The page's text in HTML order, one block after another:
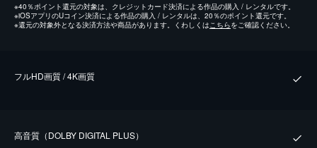
※40％ポイント還元の対象は、クレジットカード決済による作品の購入 / レンタルです。
※iOSアプリのUコイン決済による作品の購入 / レンタルは、20％のポイント還元です。
※還元の対象外となる決済方法や商品があります。くわしくは こちらをご確認ください。
フルHD画質 / 4K画質
⾼⾳質（DOLBY DIGITAL PLUS）